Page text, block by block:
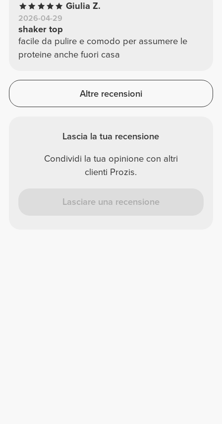
Giulia Z.
2026-04-29
shaker top
facile da pulire e comodo per assumere le
proteine anche fuori casa
Altre recensioni
Lascia la tua recensione
Condividi la tua opinione con altri
clienti Prozis.
Lasciare una recensione